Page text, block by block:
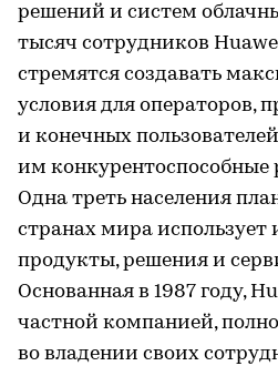
решений и систем
тысяч сотрудников
стремятся создавать
условия для операторов,
и конечных
им конкурентоспособные
Одна треть населения
странах мира
продукты, решения и
Основанная в 1987 году,
частной компанией,
во владении своих